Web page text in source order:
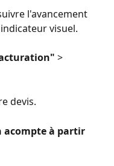
l'avancement
visuel.
>
devis.
acompte à partir